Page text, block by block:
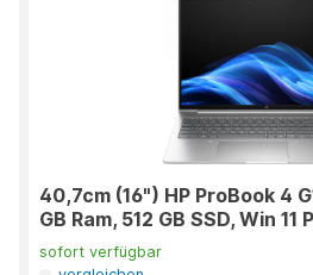
40,7cm (16") HP ProBook 4
GB Ram, 512 GB SSD, Win 11
sofort verfügbar